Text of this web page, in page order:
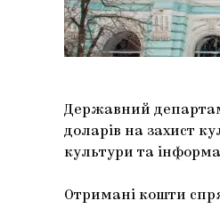
Державний
доларів на захист
культури та
Отримані кошти